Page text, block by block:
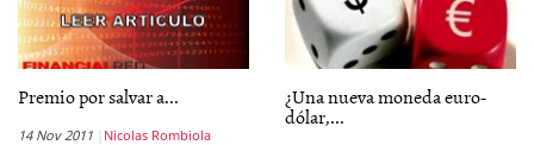
Premio por salvar a...
14 Nov 2011 Nicolas Rombiola
¿Una nueva moneda euro-
dólar,...